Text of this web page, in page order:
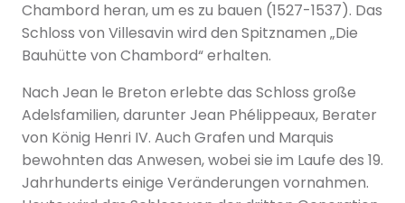
Chambord heran, um es zu bauen (1527-1537). Das
Schloss von Villesavin wird den Spitznamen „Die
Bauhütte von Chambord“ erhalten.
Nach Jean le Breton erlebte das Schloss große
Adelsfamilien, darunter Jean Phélippeaux, Berater
von König Henri IV. Auch Grafen und Marquis
bewohnten das Anwesen, wobei sie im Laufe des 19.
Jahrhunderts einige Veränderungen vornahmen.